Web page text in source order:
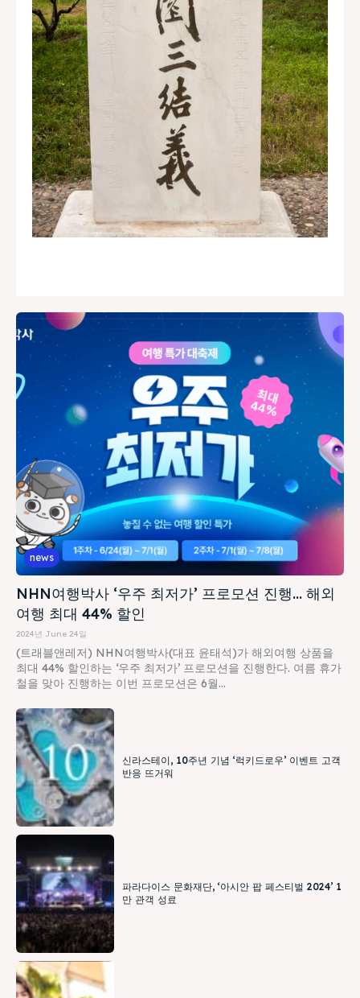
news
NHN여행박사 ‘우주 최저가’ 프로모션 진행… 해외
여행 최대 44% 할인
2024년 June 24일
(트래블앤레저) NHN여행박사(대표 윤태석)가 해외여행 상품을
최대 44% 할인하는 ‘우주 최저가’ 프로모션을 진행한다. 여름 휴가
철을 맞아 진행하는 이번 프로모션은 6월...
신라스테이, 10주년 기념 ‘럭키드로우’ 이벤트 고객
반응 뜨거워
파라다이스 문화재단, ‘아시안 팝 페스티벌 2024’ 1
만 관객 성료